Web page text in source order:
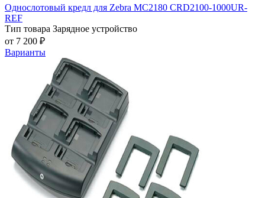
Однослотовый кредл для Zebra MC2180 CRD2100-1000UR-
REF
Тип товара Зарядное устройство
от 7 200 ₽
Варианты